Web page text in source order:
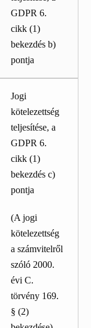
GDPR 6.
cikk (1)
bekezdés b)
pontja
Jogi
kötelezettség
teljesítése, a
GDPR 6.
cikk (1)
bekezdés c)
pontja
(A jogi
kötelezettség
a számvitelről
szóló 2000.
évi C.
törvény 169.
§ (2)